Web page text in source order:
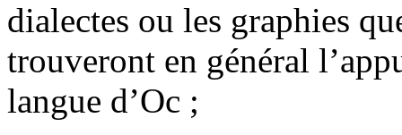
dialectes ou les graphies
trouveront en général
langue d’Oc ;